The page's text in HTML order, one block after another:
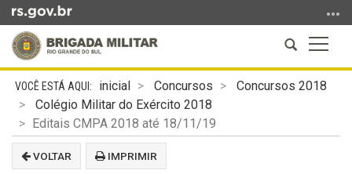
para
conteúdo
para
menu
a
Abrir
a
busca
Início
conteúdo
inicial Concursos
Concursos 2018
Colégio Militar do Exército 2018
Editais CMPA 2018 até 18/11/19
VOLTAR IMPRIMIR